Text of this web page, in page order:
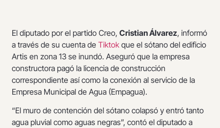
El diputado por el partido Creo, Cristian Álvarez, informó
a través de su cuenta de Tiktok que el sótano del edificio
Artis en zona 13 se inundó. Aseguró que la empresa
constructora pagó la licencia de construcción
correspondiente así como la conexión al servicio de la
Empresa Municipal de Agua (Empagua).
“El muro de contención del sótano colapsó y entró tanto
agua pluvial como aguas negras”, contó el diputado a